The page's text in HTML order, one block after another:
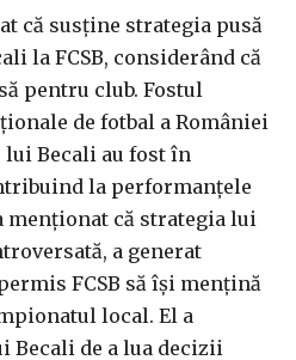
că susține strategia pusă
la FCSB, considerând că
pentru club. Fostul
de fotbal a României
Becali au fost în
la performanțele
menționat că strategia lui
a generat
FCSB să își mențină
local. El a
Becali de a lua decizii